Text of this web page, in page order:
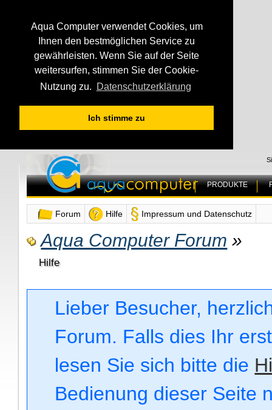
Aqua Computer verwendet Cookies, um
Ihnen den bestmöglichen Service zu
gewährleisten. Wenn Sie auf der Seite
weitersurfen, stimmen Sie der Cookie-
Nutzung zu.
Datenschutzerklärung
Ich stimme zu
PRODUKTE
Forum Hilfe Impressum und Datenschutz
Aqua Computer Forum »
Hilfe
Lieber Besucher,
Forum. Falls dies Ihr
lesen Sie sich bitte die
Bedienung dieser Seite